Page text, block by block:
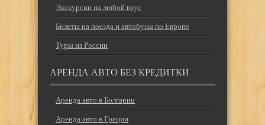
Экскурсии на любой вкус
Билеты на поезда и автобусы по Европе
Туры из России
АРЕНДА АВТО БЕЗ КРЕДИТКИ
Аренда авто в Болгарии
Аренда авто в Греции